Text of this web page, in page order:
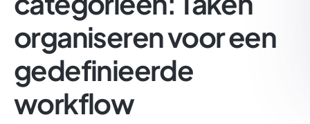
organiseren voor een
gedefinieerde
workflow